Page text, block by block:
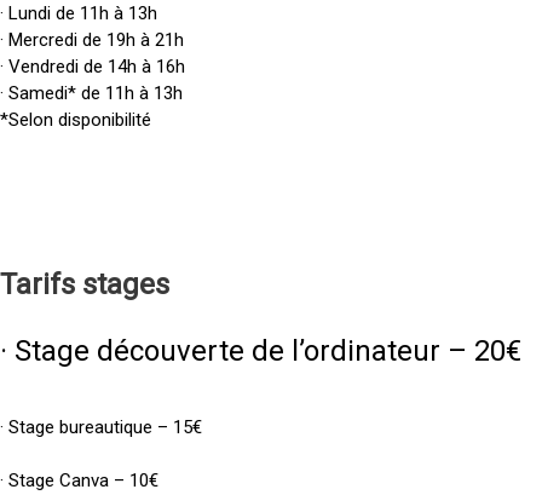
· Lundi de 11h à 13h
· Mercredi de 19h à 21h
· Vendredi de 14h à 16h
· Samedi* de 11h à 13h
*Selon disponibilité
Tarifs stages
· Stage découverte de l’ordinateur – 20€
· Stage bureautique – 15€
· Stage Canva – 10€